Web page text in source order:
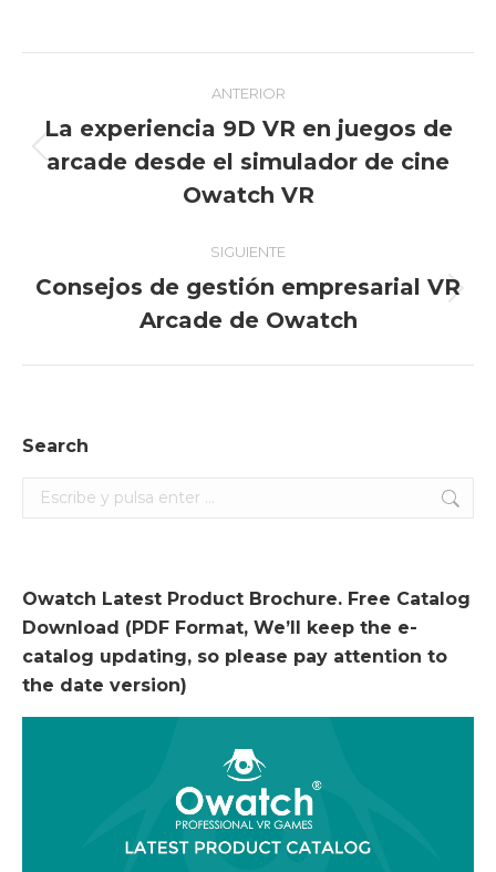
Navegación
entre
entradas
ANTERIOR
Entrada
anterior:
La experiencia 9D VR en juegos de
arcade desde el simulador de cine
Owatch VR
SIGUIENTE
siguiente:
Consejos de gestión empresarial VR
Arcade de Owatch
Search
Search:
Owatch Latest Product Brochure. Free Catalog
Download (PDF Format, We’ll keep the e-
catalog updating, so please pay attention to
the date version)